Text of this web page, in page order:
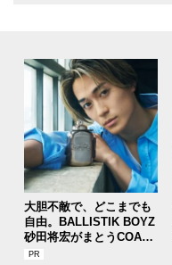
大胆不敵で、どこまでも
自由。BALLISTIK BOYZ
砂田将宏がまとうCOACH
の新作フレグランス「コ